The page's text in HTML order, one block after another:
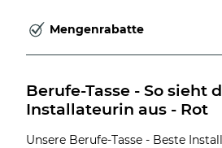
Mengenrabatte
Berufe-Tasse - So sieht
Installateurin aus - Rot
Unsere Berufe-Tasse - Beste